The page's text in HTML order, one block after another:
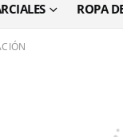
ROPA